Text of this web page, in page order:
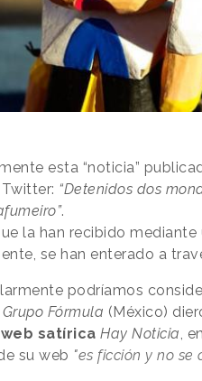
esta “noticia”
“Detenidos dos
.
la han recibido
se han enterado a
podríamos
Grupo Fórmula (México)
web satírica Hay Noticia ,
su web "es ficción y no se